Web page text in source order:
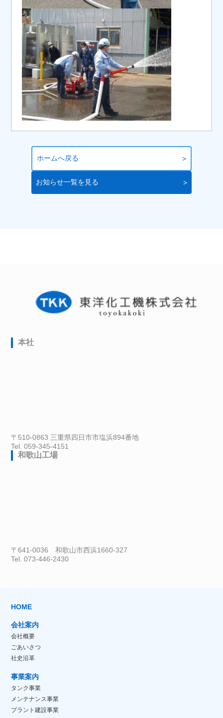
ホームへ戻る
お知らせ一覧を見る
本社
〒510-0863 三重県四日市市塩浜894番地
Tel. 059-345-4151
和歌山工場
〒641-0036 和歌山市西浜1660-327
Tel. 073-446-2430
HOME
会社案内
会社概要
ごあいさつ
社史沿革
事業案内
タンク事業
メンテナンス事業
プラント建設事業